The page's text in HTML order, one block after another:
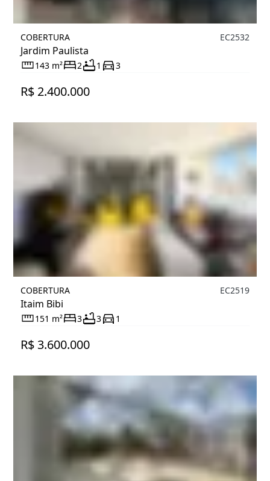
COBERTURA
Jardim Paulista
EC2532
143 m² 2 1 3
R$ 2.400.000
COBERTURA
Itaim Bibi
EC2519
151 m² 3 3 1
R$ 3.600.000